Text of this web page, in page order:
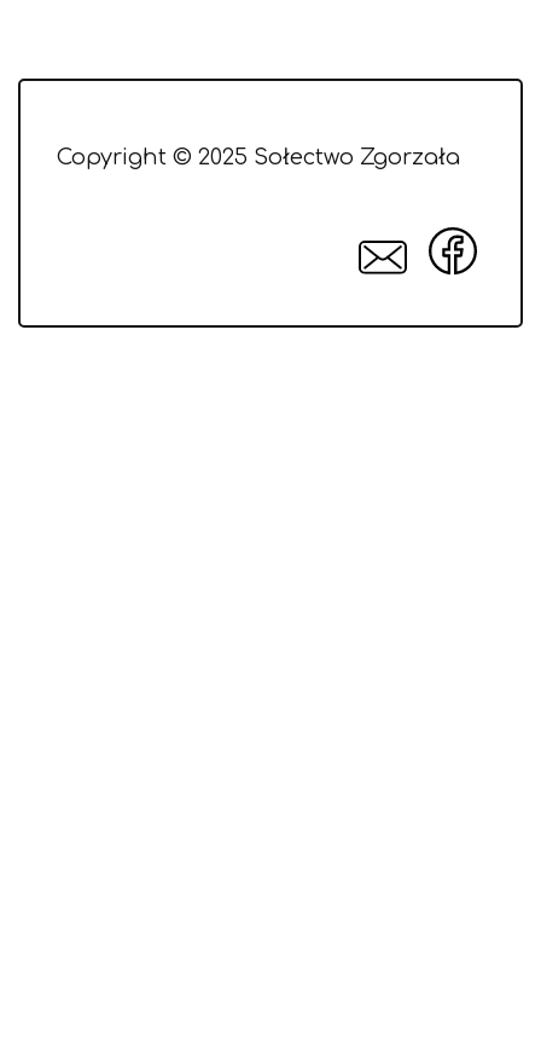
Copyright © 2025 Sołectwo Zgorzała